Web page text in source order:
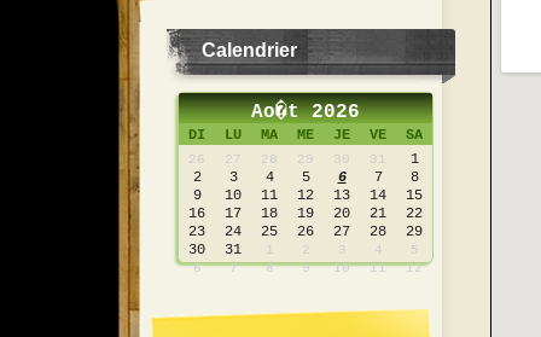
Calendrier
Ao�t 2026
DI LU MA ME JE VE SA
26 27 28 29 30 31
1
2
3 4 5 6 7
8
9
10 11 12 13 14
15
16
17 18 19 20 21
22
23
24 25 26 27 28
29
30
31 1 2 3 4
5
6
7 8 9 10 11 12